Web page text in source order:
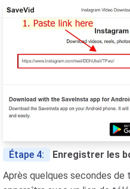
Étape 4:
Enregistrer les
Après quelques secondes